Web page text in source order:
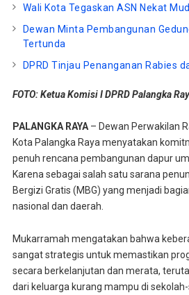
Wali Kota Tegaskan ASN Nekat
Dewan Minta Pembangunan
Tertunda
DPRD Tinjau Penanganan Rabies
FOTO: Ketua Komisi I DPRD Palangka
PALANGKA RAYA– Dewan Perwakilan
Kota Palangka Raya menyatakan
penuh rencana pembangunan dapur
Karena sebagai salah satu sarana
Bergizi Gratis (MBG) yang menjadi
nasional dan daerah.
Mukarramah mengatakan bahwa
sangat strategis untuk memastikan
secara berkelanjutan dan merata,
dari keluarga kurang mampu di